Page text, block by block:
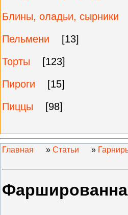
Блины, оладьи, сырники
Пельмени
[13]
Торты
[123]
Пироги
[15]
Пиццы
[98]
Главная » Статьи »